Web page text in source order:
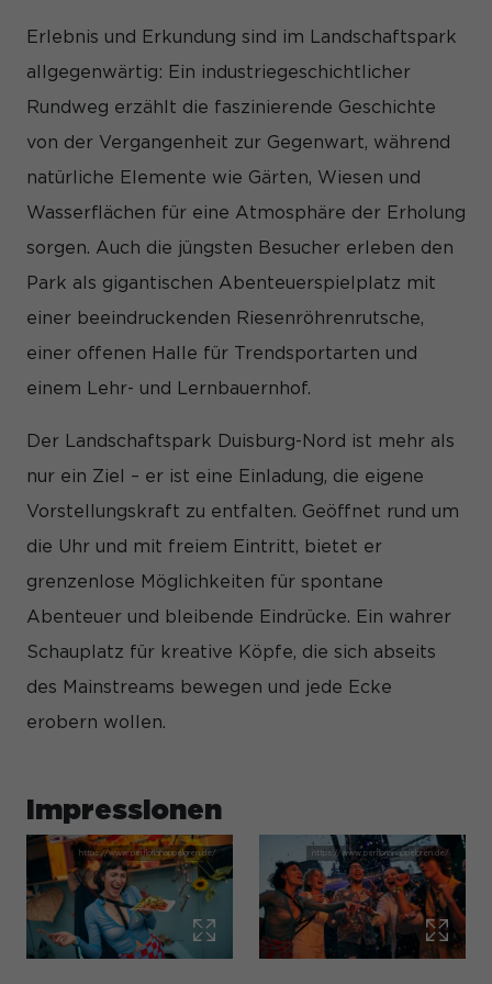
Erlebnis und Erkundung sind im Landschaftspark
allgegenwärtig: Ein industriegeschichtlicher
Rundweg erzählt die faszinierende Geschichte
von der Vergangenheit zur Gegenwart, während
natürliche Elemente wie Gärten, Wiesen und
Wasserflächen für eine Atmosphäre der Erholung
sorgen. Auch die jüngsten Besucher erleben den
Park als gigantischen Abenteuerspielplatz mit
einer beeindruckenden Riesenröhrenrutsche,
einer offenen Halle für Trendsportarten und
einem Lehr- und Lernbauernhof.
Der Landschaftspark Duisburg-Nord ist mehr als
nur ein Ziel – er ist eine Einladung, die eigene
Vorstellungskraft zu entfalten. Geöffnet rund um
die Uhr und mit freiem Eintritt, bietet er
grenzenlose Möglichkeiten für spontane
Abenteuer und bleibende Eindrücke. Ein wahrer
Schauplatz für kreative Köpfe, die sich abseits
des Mainstreams bewegen und jede Ecke
erobern wollen.
Impressionen
Informationen über die Verwendung Ihrer Daten finden Sie in
Datenschutzerklärung
Hier finden Sie eine Übersicht über alle verwendeten
geben oder sich weitere Informationen anzeigen lassen und
Alle akzeptieren Speichern
Zurück
Essenziell (1)
Essenzielle Cookies ermöglichen grundlegende Funktionen und
Statistiken (1)
Statistik Cookies erfassen Informationen anonym. Diese
Informationen helfen uns zu verstehen, wie unsere Besucher
unsere Website nutzen.
Cookie-Informationen anzeigen
verwendet, um personalisierte Werbung anzuzeigen. Sie tun
werden standardmäßig blockiert. Wenn Cookies von externen
Medien akzeptiert werden, bedarf der Zugriff auf diese Inhalte
keiner manuellen Einwilligung mehr.
Cookie-Informationen anzeigen
Datenschutzerklärung Impressum